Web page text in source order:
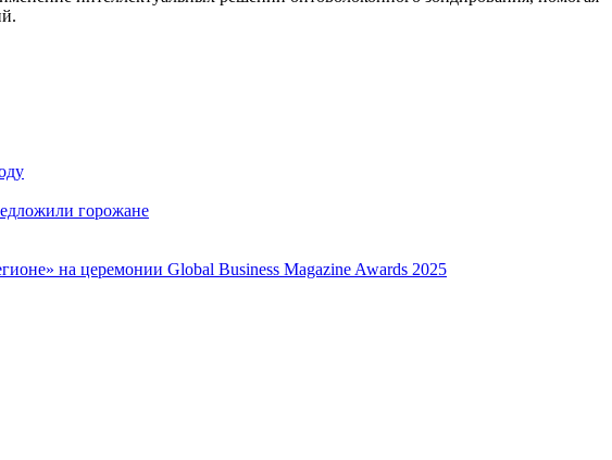
горожане
на церемонии Global Business Magazine Awards 2025